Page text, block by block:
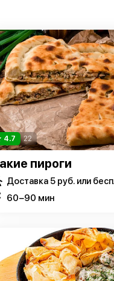
4.7 22
пироги
Доставка 5 руб. или
60−90 мин